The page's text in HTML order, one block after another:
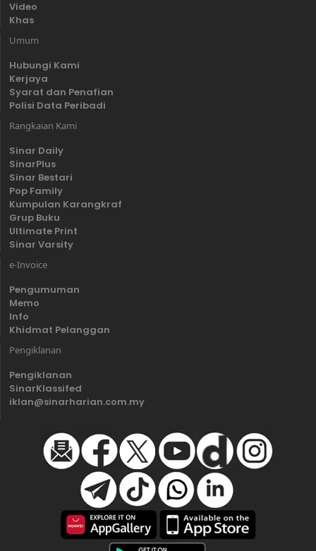
Video
Khas
Umum
Hubungi Kami
Kerjaya
Syarat dan Penafian
Polisi Data Peribadi
Rangkaian Kami
Sinar Daily
SinarPlus
Sinar Bestari
Pop Family
Kumpulan Karangkraf
Grup Buku
Ultimate Print
Sinar Varsity
e-Invoice
Pengumuman
Memo
Info
Khidmat Pelanggan
Pengiklanan
Pengiklanan
SinarKlassifed
iklan@sinarharian.com.my